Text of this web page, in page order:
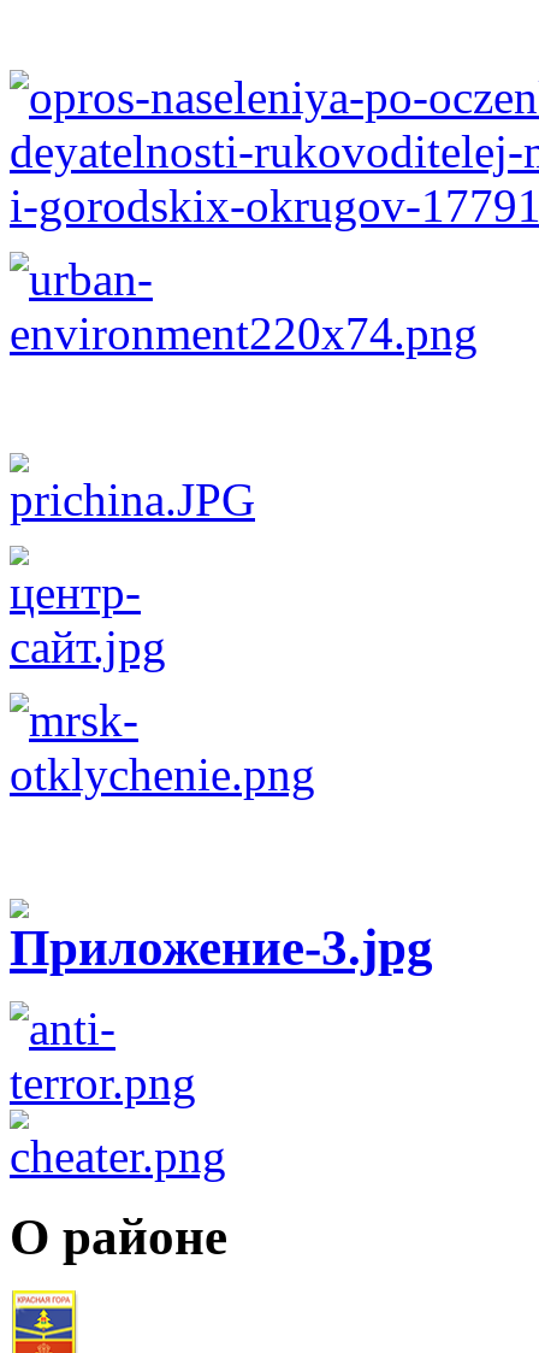
О районе